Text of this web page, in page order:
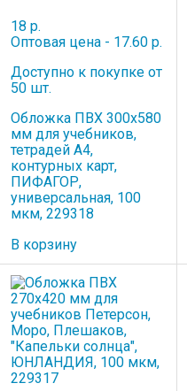
18 р.
Оптовая цена - 17.60 р.
Доступно к покупке от
50 шт.
Обложка ПВХ 300х580
мм для учебников,
тетрадей А4,
контурных карт,
ПИФАГОР,
универсальная, 100
мкм, 229318
В корзину